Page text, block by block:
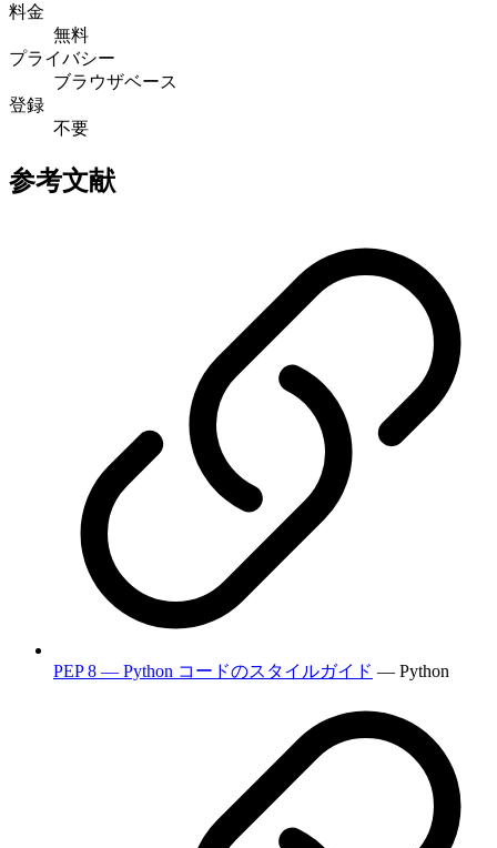
料金
無料
プライバシー
ブラウザベース
登録
不要
参考文献
PEP 8 — Python コードのスタイルガイド — Python